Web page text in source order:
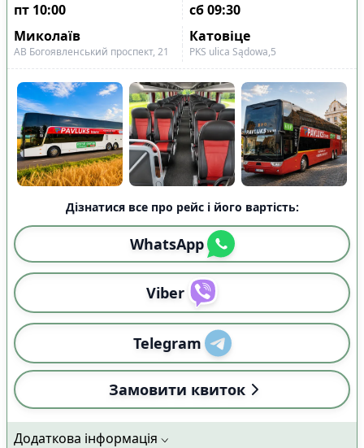
рейси
Скинути
пт 10:00 сб 09:30
Миколаїв
Катовіце
АВ Богоявленський проспект, 21 PKS ulіca Sądowa,5
Дізнатися все про рейс і його вартість:
WhatsApp
Viber
Telegram
Замовити квиток
Додаткова інформація